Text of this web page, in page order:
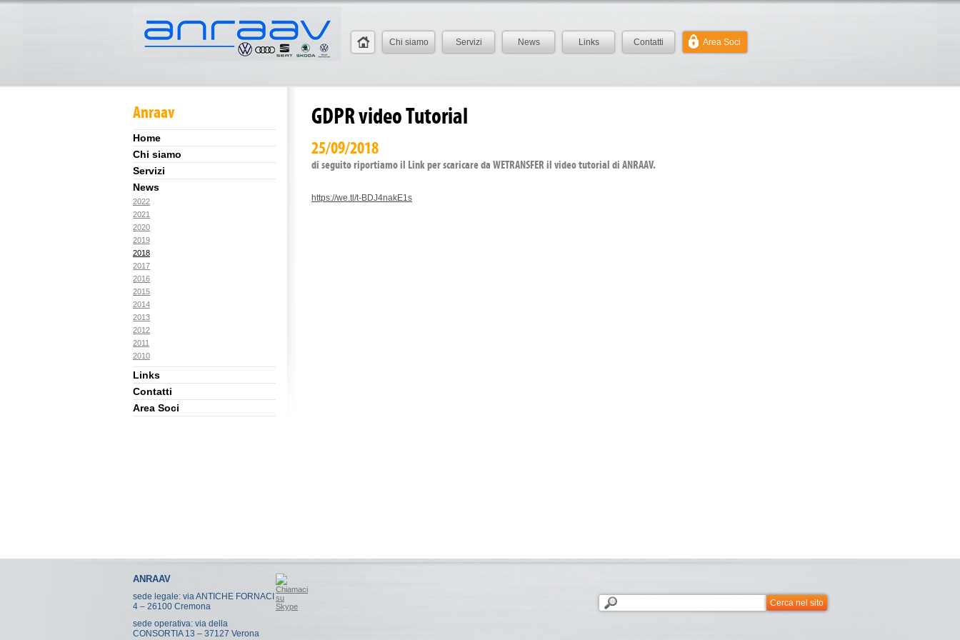
Chi siamo Servizi News Links Contatti Area Soci
Anraav
Home
Chi siamo
Servizi
News
2022
2021
2020
2019
2018
2017
2016
2015
2014
2013
2012
2011
2010
Links
Contatti
Area Soci
GDPR video Tutorial
25/09/2018
di seguito riportiamo il Link per scaricare da WETRANSFER il video tutorial di ANRAAV.
https://we.tl/t-BDJ4nakE1s
ANRAAV
sede legale: via ANTICHE FORNACI
4 – 26100 Cremona
sede operativa: via della
CONSORTIA 13 – 37127 Verona